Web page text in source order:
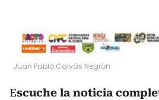
Juan Pablo Calvás Negrón
Escuche la noticia